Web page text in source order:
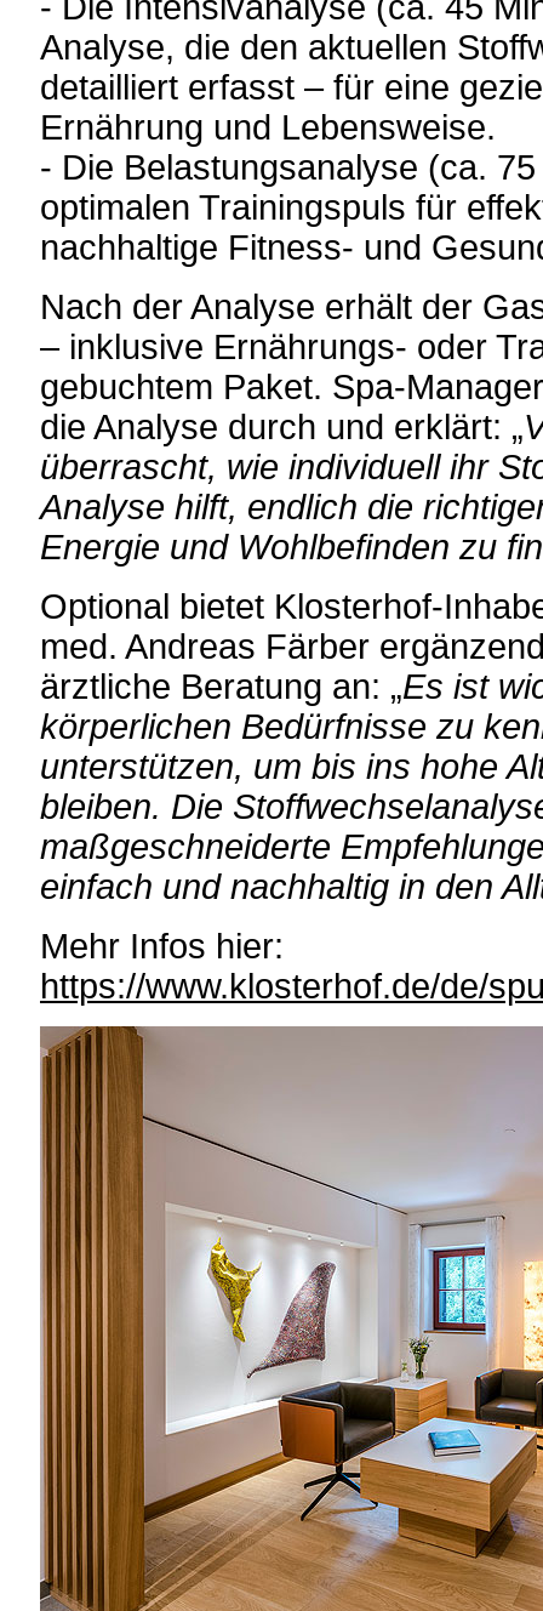
Analyse, die den aktuellen
detailliert erfasst – für eine
Ernährung und Lebensweise.
- Die Belastungsanalyse (ca.
optimalen Trainingspuls für
nachhaltige Fitness- und
Nach der Analyse erhält der
– inklusive Ernährungs- oder
gebuchtem Paket. Spa-
die Analyse durch und erklärt: „
überrascht, wie individuell ihr
Analyse hilft, endlich die
Energie und Wohlbefinden zu
Optional bietet Klosterhof-
med. Andreas Färber
ärztliche Beratung an: „Es ist
körperlichen Bedürfnisse zu
unterstützen, um bis ins hohe
bleiben. Die
maßgeschneiderte
einfach und nachhaltig in den
Mehr Infos hier:
https://www.klosterhof.de/de/